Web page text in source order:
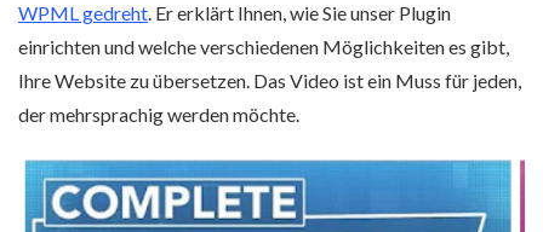
WPML gedreht. Er erklärt Ihnen, wie Sie unser Plugin
einrichten und welche verschiedenen Möglichkeiten es gibt,
Ihre Website zu übersetzen. Das Video ist ein Muss für jeden,
der mehrsprachig werden möchte.